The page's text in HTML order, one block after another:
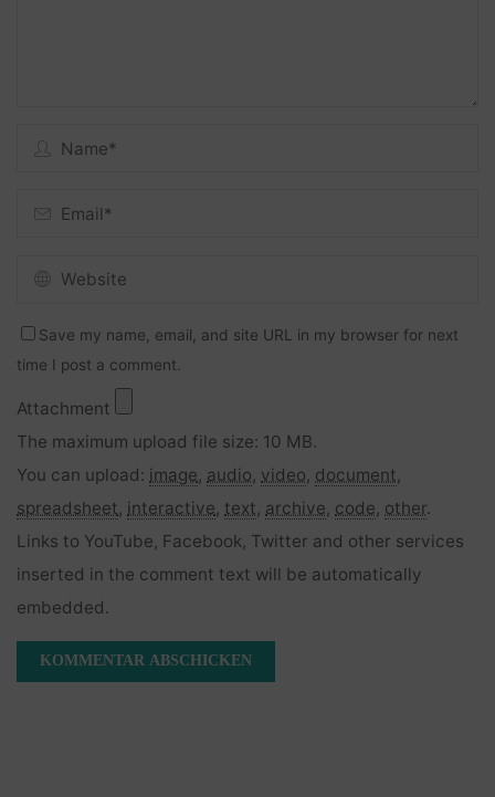
Save my name, email, and site URL in my browser for next
time I post a comment.
Attachment
The maximum upload file size: 10 MB.
You can upload: image, audio, video, document,
spreadsheet, interactive, text, archive, code, other.
Links to YouTube, Facebook, Twitter and other services
inserted in the comment text will be automatically
embedded.